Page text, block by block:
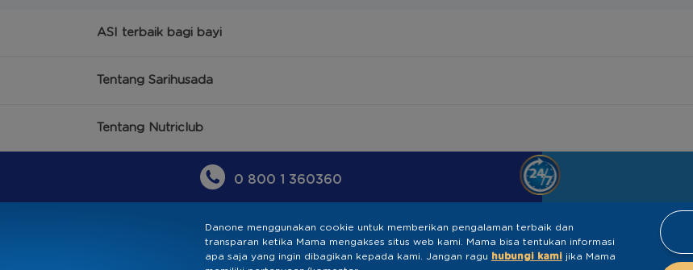
ASI terbaik bagi bayi
Tentang Sarihusada
Tentang Nutriclub
0 800 1 360360
Danone menggunakan cookie untuk memberikan pengalaman terbaik dan
transparan ketika Mama mengakses situs web kami. Mama bisa tentukan informasi
apa saja yang ingin dibagikan kepada kami.​ ​Jangan ragu
hubungi kamijika Mama